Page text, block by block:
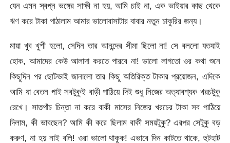
যেন এমন স্বপ্ন ভঙ্গের সাক্ষী না হয়, আমি চাই না, এক ভাইয়ার কাছ থেকে
ঋণ করে টাকা পাঠালাম আমার ভালোবাসাটার বাবার নতুন চাকুরির জন্য।
মায়া খুব খুশী হলো, সেদিন তার আনন্দের সীমা ছিলো না! সে বললো যতযাই
হোক, আমাদের কেউ আলাদা করতে পারবে না! ভালো লাগতো ওর কথা শুনে
কিছুদিন পর ছোটভাই জানালো তার কিছু অতিরিক্ত টাকার প্রয়োজন, এদিকে
আমি যা বেতন পাই সবটুকুই বাড়ী পাঠিয়ে দিই শুধু নিজের অত্যাবশ্যক খরচটুকু
রেখে। সাতপাঁচ চিন্তা না করে বাকী মাসের নিজের খরচের টাকা সব পাঠিয়ে
দিলাম, কী ভাবছেন? আমি কী করে ছিলাম বাকী সময়টুকু? এরপর সেটুকু বড়
করুণ, না হয় নাই বলি! ওরা ভালো থাকুক! এভাবে দিন কাটতে থাকে, হুটহাট